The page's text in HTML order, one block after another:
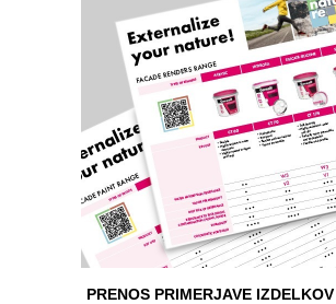
PRENOS PRIMERJAVE